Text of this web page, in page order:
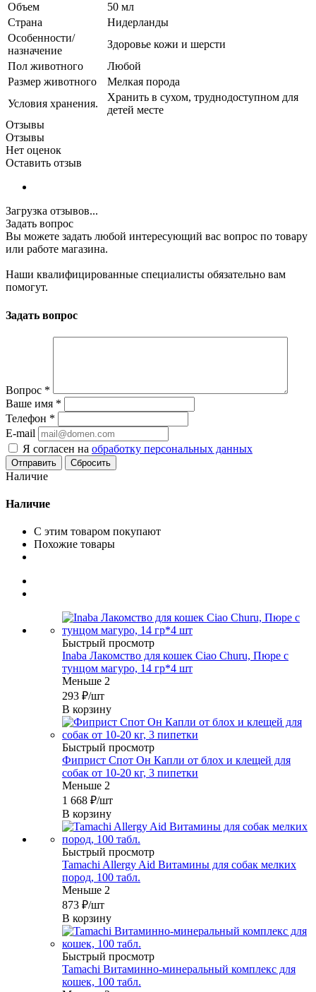
Объем
50 мл
Страна
Нидерланды
Особенности/
назначение
Здоровье кожи и шерсти
Пол животного
Любой
Размер животного
Мелкая порода
Условия хранения.
Хранить в сухом, труднодоступном для
детей месте
Отзывы
Отзывы
Нет оценок
Оставить отзыв
Загрузка отзывов...
Задать вопрос
Вы можете задать любой интересующий вас вопрос по товару
или работе магазина.
Наши квалифицированные специалисты обязательно вам
помогут.
Задать вопрос
Вопрос *
Ваше имя *
Телефон *
E-mail
Я согласен на обработку персональных данных
Сбросить
Наличие
Наличие
С этим товаром покупают
Похожие товары
Быстрый просмотр
Inaba Лакомство для кошек Ciao Churu, Пюре с
тунцом магуро, 14 гр*4 шт
Меньше 2
293 ₽/шт
В корзину
Быстрый просмотр
Фиприст Спот Он Капли от блох и клещей для
собак от 10-20 кг, 3 пипетки
Меньше 2
1 668 ₽/шт
В корзину
Быстрый просмотр
Tamachi Allergy Aid Витамины для собак мелких
пород, 100 табл.
Меньше 2
873 ₽/шт
В корзину
Быстрый просмотр
Tamachi Витаминно-минеральный комплекс для
кошек, 100 табл.